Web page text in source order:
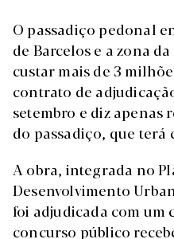
O passadiço pedonal
de Barcelos e a zona
custar mais de 3
contrato de
setembro e diz apenas
do passadiço, que terá
A obra, integrada no
Desenvolvimento
foi adjudicada com um
concurso público